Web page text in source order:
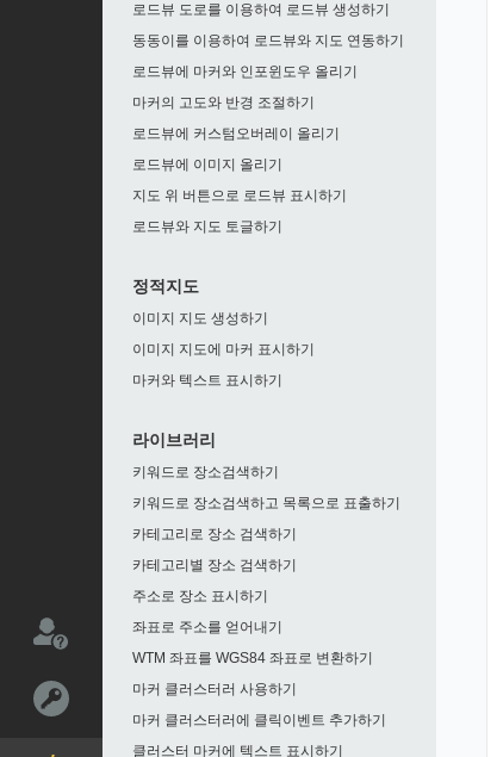
로드뷰 도로를 이용하여 로드뷰 생성하기
동동이를 이용하여 로드뷰와 지도 연동하기
로드뷰에 마커와 인포윈도우 올리기
마커의 고도와 반경 조절하기
로드뷰에 커스텀오버레이 올리기
로드뷰에 이미지 올리기
지도 위 버튼으로 로드뷰 표시하기
로드뷰와 지도 토글하기
정적지도
이미지 지도 생성하기
이미지 지도에 마커 표시하기
마커와 텍스트 표시하기
라이브러리
키워드로 장소검색하기
키워드로 장소검색하고 목록으로 표출하기
카테고리로 장소 검색하기
카테고리별 장소 검색하기
주소로 장소 표시하기
좌표로 주소를 얻어내기
WTM 좌표를 WGS84 좌표로 변환하기
마커 클러스터러 사용하기
마커 클러스터러에 클릭이벤트 추가하기
클러스터 마커에 텍스트 표시하기